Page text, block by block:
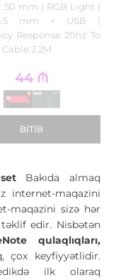
50 mm | RGB Light |
mm + USB |
Response 20hz To
2.2M
44 ₼
BITIB
Bakıda almaq
internet-maqazini
maqazini sizə hər
edir. Nisbətən
qulaqlıqları,
çox keyfiyyətlidir.
ilk olaraq